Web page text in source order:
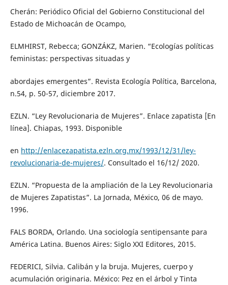
Cherán: Periódico Oficial del Gobierno Constitucional del
Estado de Michoacán de Ocampo,
ELMHIRST, Rebecca; GONZÁKZ, Marien. “Ecologías políticas
feministas: perspectivas situadas y
abordajes emergentes”. Revista Ecología Política, Barcelona,
n.54, p. 50-57, diciembre 2017.
EZLN. “Ley Revolucionaria de Mujeres”. Enlace zapatista [En
línea]. Chiapas, 1993. Disponible
en http://enlacezapatista.ezln.org.mx/1993/12/31/ley-
revolucionaria-de-mujeres/. Consultado el 16/12/ 2020.
EZLN. “Propuesta de la ampliación de la Ley Revolucionaria
de Mujeres Zapatistas”. La Jornada, México, 06 de mayo.
1996.
FALS BORDA, Orlando. Una sociología sentipensante para
América Latina. Buenos Aires: Siglo XXI Editores, 2015.
FEDERICI, Silvia. Calibán y la bruja. Mujeres, cuerpo y
acumulación originaria. México: Pez en el árbol y Tinta